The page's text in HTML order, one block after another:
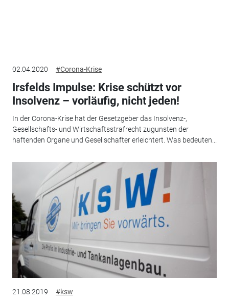
02.04.2020 #Corona-Krise
Irsfelds Impulse: Krise schützt vor
Insolvenz – vorläufig, nicht jeden!
In der Corona-Krise hat der Gesetzgeber das Insolvenz-,
Gesellschafts- und Wirtschaftsstrafrecht zugunsten der
haftenden Organe und Gesellschafter erleichtert. Was bedeuten...
21.08.2019 #ksw